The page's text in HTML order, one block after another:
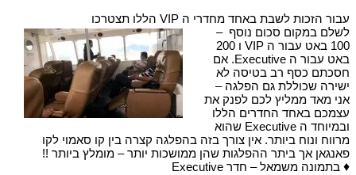
עבור הזכות לשבת באחד מחדרי ה VIP הללו תצטרכו
לשלם במקום סכום נוסף –
100 באט עבור ה VIP ו 200
באט עבור ה Executive. אם
חסכתם כסף רב בטיסה לא
ישירה שכוללת גם הפלגה –
אני מאד ממליץ לכם לפנק את
עצמכם באחד החדרים הללו
ובמיוחד ה Executive שהוא
מרווח ונוח ביותר. אין צורך בזה בהפלגה קצרה בין קו סאמוי לקו
פאנגאן אך ביתר ההפלגות שהן ממושכות יותר – מומלץ ביותר !!
♦ בתמונה משמאל – חדר Executive